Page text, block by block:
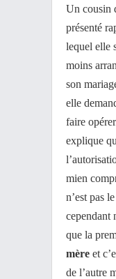
Un cousin
présenté
lequel elle
moins
son
elle
faire
explique
mien
n’est pas
cependant
que la
mère et
de l’autre